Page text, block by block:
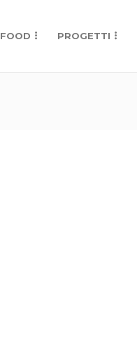
FOOD PROGETTI